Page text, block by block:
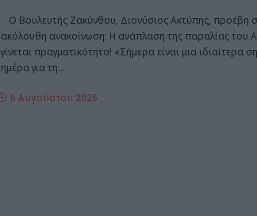
Ο Βουλευτής Ζακύνθου, Διονύσιος Ακτύπης, προέβη
ακόλουθη ανακοίνωση: Η ανάπλαση της παραλίας του
γίνεται πραγματικότητα! «Σήμερα είναι μια ιδιαίτερα
ημέρα για τη…
6 Αυγούστου 2026